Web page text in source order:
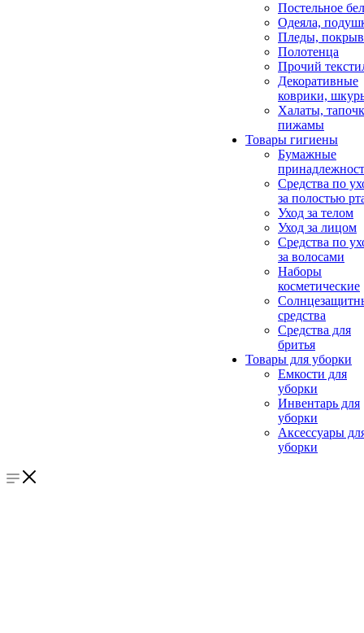
Постельное
Одеяла,
Пледы,
Полотенца
Прочий
Декоративные
коврики,
Халаты,
пижамы
Товары гигиены
Бумажные
Средства по
за полостью
Уход за телом
Уход за лицом
Средства по
за волосами
Наборы
косметические
средства
Средства для
бритья
Товары для уборки
Емкости для
уборки
Инвентарь для
уборки
Аксессуары
уборки